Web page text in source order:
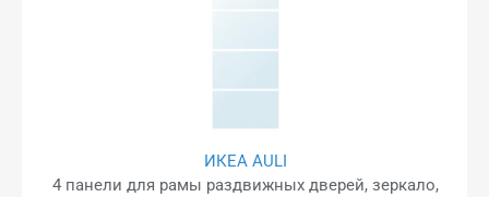
ИКЕА AULI
4 панели для рамы раздвижных дверей, зеркало,